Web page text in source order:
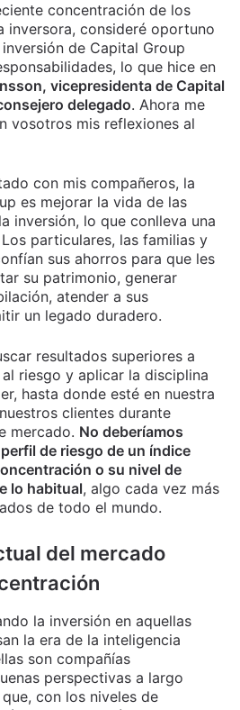
concentración de los
inversora, consideré oportuno
de Capital Group
lo que hice en
vicepresidenta de Capital
delegado. Ahora me
vosotros mis reflexiones al
con mis compañeros, la
es mejorar la vida de las
inversión, lo que conlleva una
particulares, las familias y
sus ahorros para que les
su patrimonio, generar
atender a sus
un legado duradero.
resultados superiores a
riesgo y aplicar la disciplina
hasta donde esté en nuestra
clientes durante
mercado. No deberíamos
de riesgo de un índice
o su nivel de
lo habitual, algo cada vez más
de todo el mundo.
del mercado
la inversión en aquellas
la era de la inteligencia
son compañías
perspectivas a largo
con los niveles de